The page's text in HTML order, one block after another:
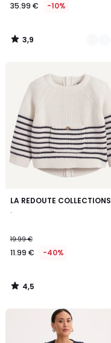
35.99 € -10%
3,9
/
LA REDOUTE COLLECTIONS
.
19.99 €
11.99 € -40%
4,5
4,5
/